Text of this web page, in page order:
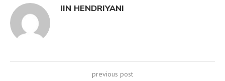
IIN HENDRIYANI
previous post